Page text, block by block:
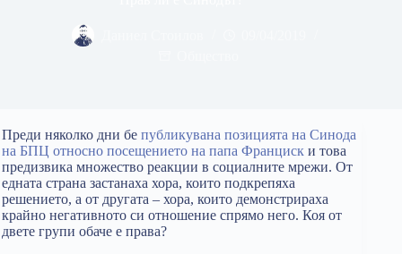
Преди няколко дни бе публикувана позицията на Синода
на БПЦ относно посещението на папа Франциск и това
предизвика множество реакции в социалните мрежи. От
едната страна застанаха хора, които подкрепяха
решението, а от другата – хора, които демонстрираха
крайно негативното си отношение спрямо него. Коя от
двете групи обаче е права?